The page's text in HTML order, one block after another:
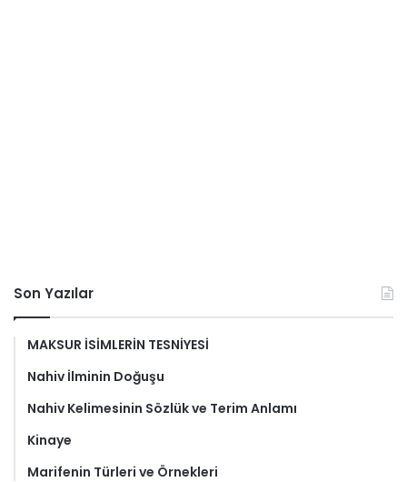
Son Yazılar
MAKSUR İSİMLERİN TESNİYESİ
Nahiv İlminin Doğuşu
Nahiv Kelimesinin Sözlük ve Terim Anlamı
Kinaye
Marifenin Türleri ve Örnekleri